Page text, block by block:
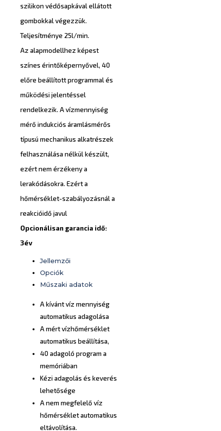
szilikon védősapkával ellátott
gombokkal végezzük.
Teljesítménye 25l/min.
Az alapmodellhez képest
színes érintőképernyővel, 40
előre beállított programmal és
működési jelentéssel
rendelkezik. A vízmennyiség
mérő indukciós áramlásmérős
típusú mechanikus alkatrészek
felhasználása nélkül készült,
ezért nem érzékeny a
lerakódásokra. Ezért a
hőmérséklet-szabályozásnál a
reakcióidő javul
Opcionálisan garancia idő:
3év
Jellemzői
Opciók
Műszaki adatok
A kívánt víz mennyiség
automatikus adagolása
A mért vízhőmérséklet
automatikus beállítása,
40 adagoló program a
memóriában
Kézi adagolás és keverés
lehetősége
A nem megfelelő víz
hőmérséklet automatikus
eltávolítása.